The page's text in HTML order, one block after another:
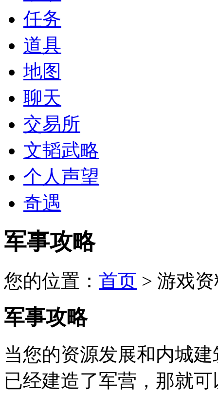
任务
道具
地图
聊天
交易所
文韬武略
个人声望
奇遇
军事攻略
您的位置： 首页 > 游戏
军事攻略
当您的资源发展和内城
已经建造了军营，那就